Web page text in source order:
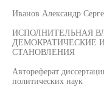
Иванов Александр
ИСПОЛНИТЕЛЬНАЯ
ДЕМОКРАТИЧЕСКИЕ
СТАНОВЛЕНИЯ
Автореферат
политических наук